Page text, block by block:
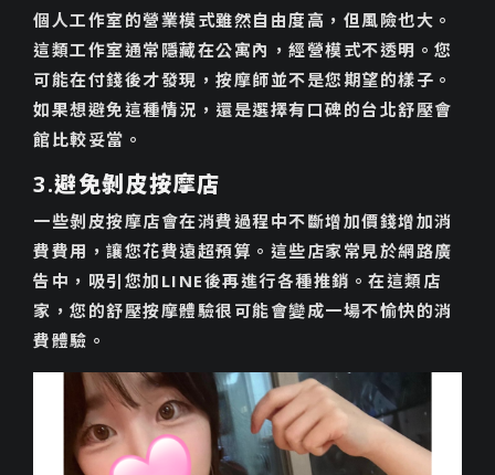
個人工作室的營業模式雖然自由度高，但風險也大。
這類工作室通常隱藏在公寓內，經營模式不透明。您
可能在付錢後才發現，按摩師並不是您期望的樣子。
如果想避免這種情況，還是選擇有口碑的台北舒壓會
館比較妥當。
3.避免剝皮按摩店
一些剝皮按摩店會在消費過程中不斷增加價錢增加消
費費用，讓您花費遠超預算。這些店家常見於網路廣
告中，吸引您加LINE後再進行各種推銷。在這類店
家，您的舒壓按摩體驗很可能會變成一場不愉快的消
費體驗。